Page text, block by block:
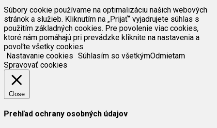
Súbory cookie používame na optimalizáciu našich webových
stránok a služieb. Kliknutím na „Prijať“ vyjadrujete súhlas s
použitím základných cookies. Pre povolenie viac cookies,
ktoré nám pomáhajú pri prevádzke kliknite na nastavenia a
povoľte všetky cookies.
Nastavanie cookies Súhlasím so všetkýmOdmietam
Spravovať cookies
Close
Prehľad ochrany osobných údajov